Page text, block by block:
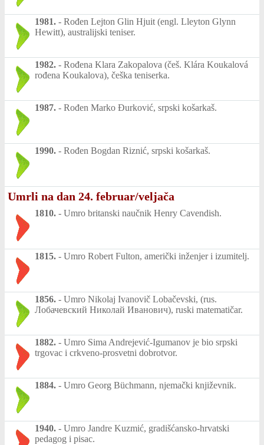
1981. - Rođen Lejton Glin Hjuit (engl. Lleyton Glynn
Hewitt), australijski teniser.
1982. - Rođena Klara Zakopalova (češ. Klára Koukalová
rođena Koukalova), češka teniserka.
1987. - Rođen Marko Đurković, srpski košarkaš.
1990. - Rođen Bogdan Riznić, srpski košarkaš.
Umrli na dan 24. februar/veljača
1810. - Umro britanski naučnik Henry Cavendish.
1815. - Umro Robert Fulton, američki inženjer i izumitelj.
1856. - Umro Nikolaj Ivanovič Lobačevski, (rus.
Лобачевский Николай Иванович), ruski matematičar.
1882. - Umro Sima Andrejević-Igumanov je bio srpski
trgovac i crkveno-prosvetni dobrotvor.
1884. - Umro Georg Büchmann, njemački književnik.
1940. - Umro Jandre Kuzmić, gradišćansko-hrvatski
pedagog i pisac.